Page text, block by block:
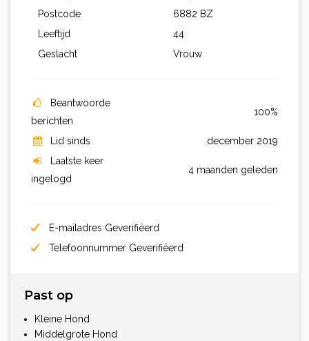
Postcode
6882 BZ
Leeftijd
44
Geslacht
Vrouw
Beantwoorde
berichten
100%
Lid sinds
december 2019
Laatste keer
ingelogd
4 maanden geleden
E-mailadres Geverifiëerd
Telefoonnummer Geverifiëerd
Past op
Kleine Hond
Middelgrote Hond